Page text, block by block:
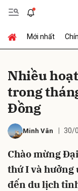
Mới nhất
Nhiều
trong
Đồng
Minh Vân 30/
Chào mừng
thứ I và hưởng
đến du lịch
Gửi bình luận